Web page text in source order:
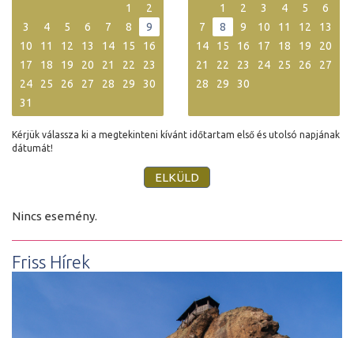
1
2
3
4 5 6 7 8
9
10
11 12 13 14 15
16
17
18 19 20 21 22
23
24
25 26 27 28 29
30
31
1
2 3 4 5
6
7
8 9 10 11 12
13
14
15 16 17 18 19
20
21
22 23 24 25 26
27
28
29 30
Kérjük válassza ki a megtekinteni kívánt időtartam első és utolsó napjának
dátumát!
Nincs esemény.
Friss Hírek